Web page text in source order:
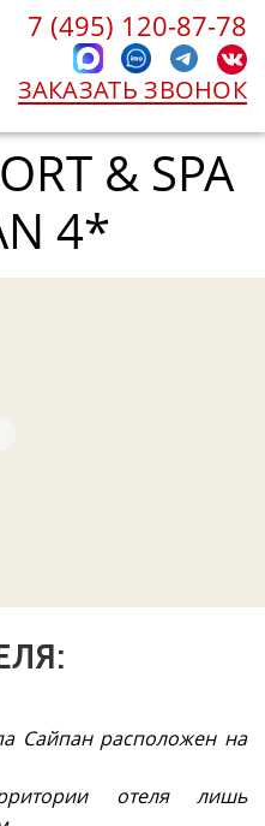
7 (495) 120-87-78
ЗАКАЗАТЬ ЗВОНОК
& SPA
4*
Сайпан расположен на
отеля лишь